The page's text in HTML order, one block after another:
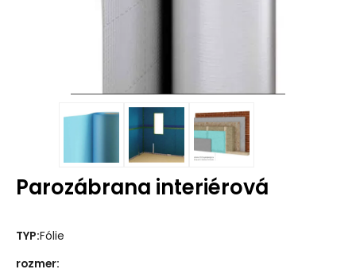
Parozábrana interiérová
TYP:Fólie
rozmer: